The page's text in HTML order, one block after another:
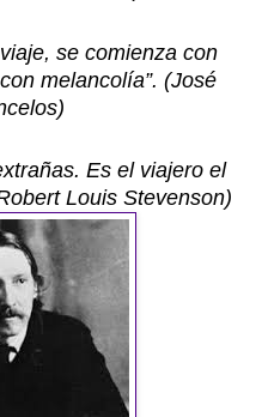
se comienza con
melancolía”. (José
Es el viajero el
Louis Stevenson)